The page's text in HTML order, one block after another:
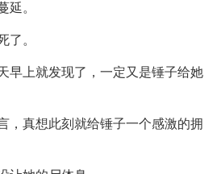
延。
了。
早上就发现了，一定又是锤子给她
，真想此刻就给锤子一个感激的拥